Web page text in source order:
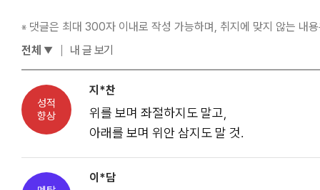
※ 댓글은 최대 300자 이내로 작성 가능하며, 취지에 맞지 않는 내
전체
내 글 보기
성적
향상
지*찬
위를 보며 좌절하지도 말고,
아래를 보며 위안 삼지도 말 것.
이*담